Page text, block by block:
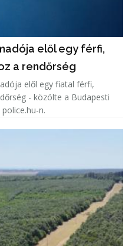
elől egy férfi,
a rendőrség
elől egy fiatal férfi,
- közölte a Budapesti
n.